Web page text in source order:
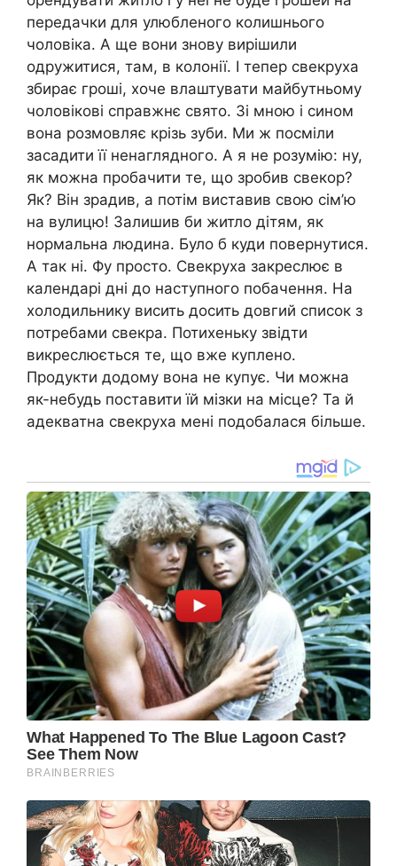
передачки для улюбленого колишнього
чоловіка. А ще вони знову вирішили
одружитися, там, в колонії. І тепер свекруха
збирає гроші, хоче влаштувати майбутньому
чоловікові справжнє свято. Зі мною і сином
вона розмовляє крізь зуби. Ми ж посміли
засадити її ненаглядного. А я не розумію: ну,
як можна пробачити те, що зробив свекор?
Як? Він зрадив, а потім виставив свою сім’ю
на вулицю! Залишив би житло дітям, як
нормальна людина. Було б куди повернутися.
А так ні. Фу просто. Свекруха закреслює в
календарі дні до наступного побачення. На
холодильнику висить досить довгий список з
потребами свекра. Потихеньку звідти
викреслюється те, що вже куплено.
Продукти додому вона не купує. Чи можна
як-небудь поставити їй мізки на місце? Та й
адекватна свекруха мені подобалася більше.